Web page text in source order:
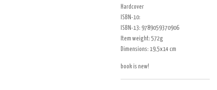
Hardcover
ISBN-10:
ISBN-13: 9789059370906
Item weight: 572g
Dimensions: 19,5x14 cm
book is new!